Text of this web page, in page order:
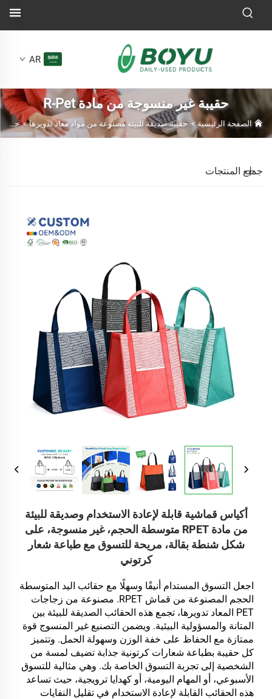
AR
حقيبة غير منسوجة من مادة R-Pet
الصفحة الرئيسية>حقيبة صديقة للبيئة مصنوعة من مواد معاد تدويرها>حقيبة غير منسوجة من مادة R-Pet
جميع المنتجات
أكياس قماشية قابلة لإعادة الاستخدام وصديقة للبيئة
من مادة RPET متوسطة الحجم، غير منسوجة، على
شكل شنطة بقالة، مريحة للتسوق مع طباعة شعار
كرتوني
اجعل التسوق المستدام أنيقًا وسهلًا مع حقائب اليد المتوسطة
الحجم المصنوعة من قماش RPET. مصنوعة من زجاجات
PET المعاد تدويرها، تجمع هذه الحقائب الصديقة للبيئة بين
المتانة والمسؤولية البيئية. ويضمن التصنيع غير المنسوج قوة
ممتازة مع الحفاظ على خفة الوزن وسهولة الحمل. وتتميز
كل حقيبة بطباعة شعارات كرتونية جذابة تضيف لمسة من
الشخصية إلى تجربة التسوق الخاصة بك. وهي مثالية للتسوق
الأسبوعي، أو المهام اليومية، أو كهدايا ترويجية، حيث تساعد
هذه الحقائب القابلة لإعادة الاستخدام في تقليل النفايات